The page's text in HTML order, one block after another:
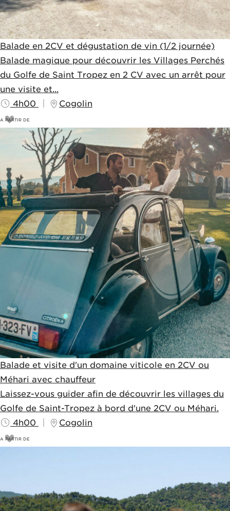
Balade en 2CV et dégustation de vin (1/2 journée)
Balade magique pour découvrir les Villages Perchés
du Golfe de Saint Tropez en 2 CV avec un arrêt pour
une visite et...
4h00
Cogolin
A PARTIR DE
Balade et visite d'un domaine viticole en 2CV ou
Méhari avec chauffeur
Laissez-vous guider afin de découvrir les villages du
Golfe de Saint-Tropez à bord d'une 2CV ou Méhari.
4h00
Cogolin
A PARTIR DE